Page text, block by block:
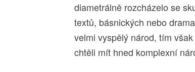
diametrálně rozcházelo se
textů, básnických nebo
velmi vyspělý národ, tím
chtěli mít hned komplexní